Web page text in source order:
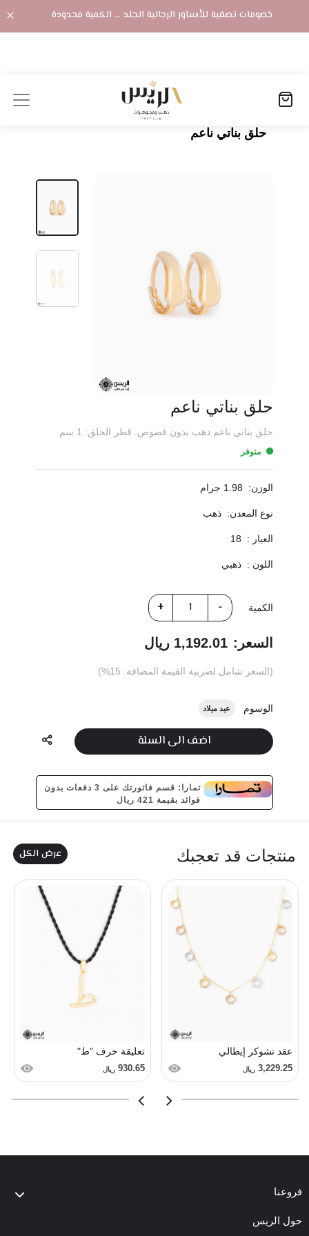
خصومات تصفية للأساور الرجالية الجلد ... الكمية محدودة
المنتجات
حلق بناتي ناعم
حلق بناتي ناعم
حلق بناتي ناعم ذهب بدون فصوص. قطر الحلق: 1 سم
متوفر
الوزن: 1.98 جرام
نوع المعدن: ذهب
العيار : 18
اللون : ذهبي
الكمية
السعر: 1,192.01 ريال
(السعر شامل لضريبة القيمة المضافة: 15%)
الوسوم عيد ميلاد
اضف الى السلة
تمارا: قسم فاتورتك على 3 دفعات بدون
فوائد بقيمة 421 ريال
منتجات قد تعجبك عرض الكل
عقد تشوكر إيطالي
3,229.25 ريال
تعليقة حرف "ط"
930.65 ريال
فروعنا
حول الريس